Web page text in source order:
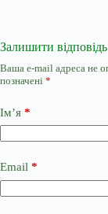
Залишити відповідь
Ваша e-mail адреса не
позначені *
Ім’я *
Email *